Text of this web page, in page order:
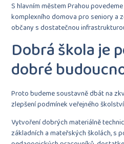
S hlavním městem Prahou
komplexního domova pro seniory a
občany s dostatečnou
Dobrá škola je
dobré
Proto budeme soustavně dbát na
zlepšení podmínek veřejného
Vytvoření dobrých materiálně
základních a mateřských školách, s